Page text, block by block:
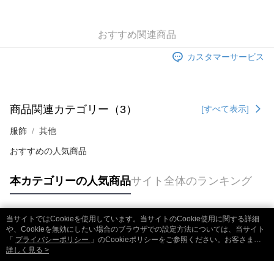
おすすめ関連商品
カスタマーサービス
商品関連カテゴリー（3） [すべて表示]
服飾 其他
おすすめの人気商品
本カテゴリーの人気商品サイト全体のランキング
人気タグ
当サイトではCookieを使用しています。当サイトのCookie使用に関する詳細
や、Cookieを無効にしたい場合のブラウザでの設定方法については、当サイト
「 プライバシーポリシー 」のCookieポリシーをご参照ください。お客さま
が、当サイトを引き続き使用される場合、当社がサイト利用規約のCookieポリ
詳しく見る >